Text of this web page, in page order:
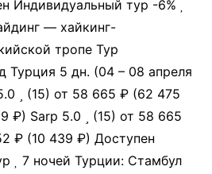
Индивидуальный тур -6%
— хайкинг-
тропе Тур
Турция 5 дн. (04 – 08 апреля
(15) от 58 665 ₽ (62 475
₽) Sarp 5.0 (15) от 58 665
₽ (10 439 ₽) Доступен
7 ночей Турции: Стамбул